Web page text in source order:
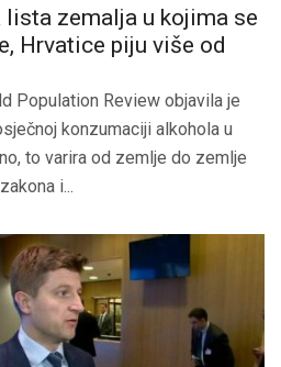
lista zemalja u kojima se
Hrvatice piju više od
Population Review objavila je
konzumaciji alkohola u
to varira od zemlje do zemlje
i...